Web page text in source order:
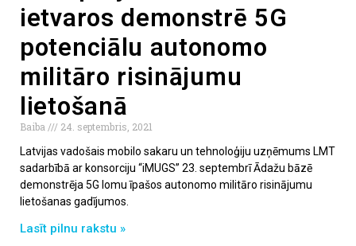
ietvaros demonstrē 5G
potenciālu autonomo
militāro risinājumu
lietošanā
Baiba
24. septembris, 2021
Latvijas vadošais mobilo sakaru un tehnoloģiju uzņēmums LMT
sadarbībā ar konsorciju “iMUGS” 23. septembrī Ādažu bāzē
demonstrēja 5G lomu īpašos autonomo militāro risinājumu
lietošanas gadījumos.
Lasīt pilnu rakstu »